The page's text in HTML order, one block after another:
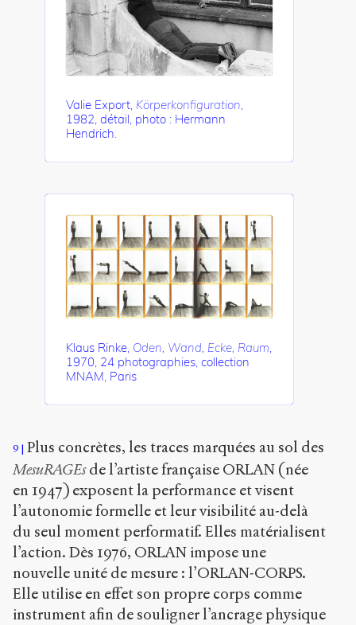
Valie Export, Körperkonfiguration,
1982, détail, photo : Hermann
Hendrich.
Klaus Rinke, Oden, Wand, Ecke, Raum,
1970, 24 photographies, collection
MNAM, Paris
9
Plus concrètes, les traces marquées au sol des
MesuRAGEsde l’artiste française ORLAN (née
en 1947) exposent la performance et visent
l’autonomie formelle et leur visibilité au-delà
du seul moment performatif. Elles matérialisent
l’action. Dès 1976, ORLAN impose une
nouvelle unité de mesure : l’ORLAN-CORPS.
Elle utilise en effet son propre corps comme
instrument afin de souligner l’ancrage physique